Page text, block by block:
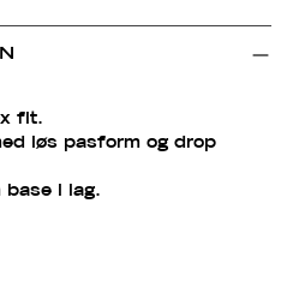
fit.
løs pasform og drop
base i lag.